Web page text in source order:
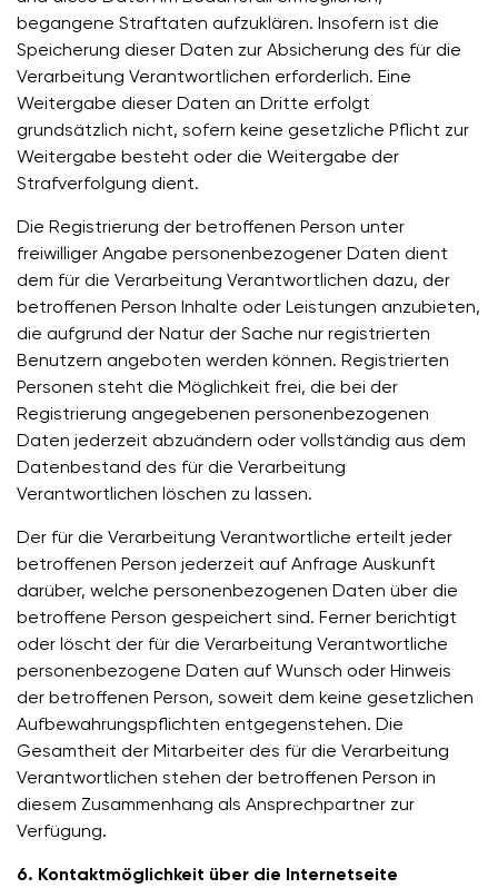
begangene Straftaten aufzuklären. Insofern ist die
Speicherung dieser Daten zur Absicherung des für die
Verarbeitung Verantwortlichen erforderlich. Eine
Weitergabe dieser Daten an Dritte erfolgt
grundsätzlich nicht, sofern keine gesetzliche Pflicht zur
Weitergabe besteht oder die Weitergabe der
Strafverfolgung dient.
Die Registrierung der betroffenen Person unter
freiwilliger Angabe personenbezogener Daten dient
dem für die Verarbeitung Verantwortlichen dazu, der
betroffenen Person Inhalte oder Leistungen anzubieten,
die aufgrund der Natur der Sache nur registrierten
Benutzern angeboten werden können. Registrierten
Personen steht die Möglichkeit frei, die bei der
Registrierung angegebenen personenbezogenen
Daten jederzeit abzuändern oder vollständig aus dem
Datenbestand des für die Verarbeitung
Verantwortlichen löschen zu lassen.
Der für die Verarbeitung Verantwortliche erteilt jeder
betroffenen Person jederzeit auf Anfrage Auskunft
darüber, welche personenbezogenen Daten über die
betroffene Person gespeichert sind. Ferner berichtigt
oder löscht der für die Verarbeitung Verantwortliche
personenbezogene Daten auf Wunsch oder Hinweis
der betroffenen Person, soweit dem keine gesetzlichen
Aufbewahrungspflichten entgegenstehen. Die
Gesamtheit der Mitarbeiter des für die Verarbeitung
Verantwortlichen stehen der betroffenen Person in
diesem Zusammenhang als Ansprechpartner zur
Verfügung.
6. Kontaktmöglichkeit über die Internetseite